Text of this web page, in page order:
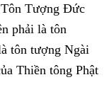
Tượng Đức
phải là tôn
tôn tượng Ngài
Thiền tông Phật